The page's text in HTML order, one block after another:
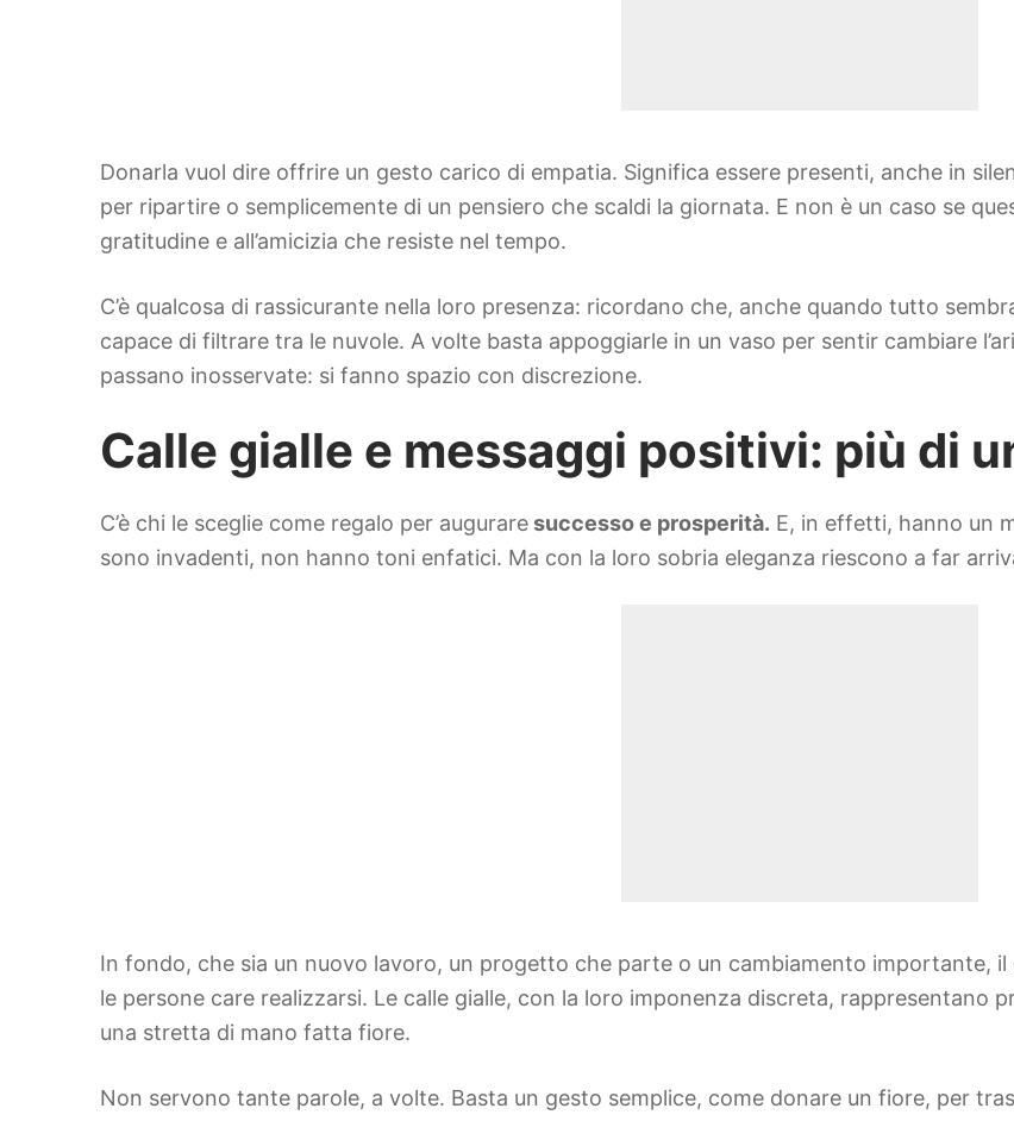
Donarla vuol dire offrire un gesto carico di empatia. Significa essere presenti, anche in
per ripartire o semplicemente di un pensiero che scaldi la giornata. E non è un caso se
gratitudine e all’amicizia che resiste nel tempo.
C’è qualcosa di rassicurante nella loro presenza: ricordano che, anche quando tutto
capace di filtrare tra le nuvole. A volte basta appoggiarle in un vaso per sentir cambiare
passano inosservate: si fanno spazio con discrezione.
Calle gialle e messaggi positivi: più di
C’è chi le sceglie come regalo per auguraresuccesso e prosperità. E, in effetti, hanno un
sono invadenti, non hanno toni enfatici. Ma con la loro sobria eleganza riescono a far
In fondo, che sia un nuovo lavoro, un progetto che parte o un cambiamento importante,
le persone care realizzarsi. Le calle gialle, con la loro imponenza discreta, rappresentano
una stretta di mano fatta fiore.
Non servono tante parole, a volte. Basta un gesto semplice, come donare un fiore, per